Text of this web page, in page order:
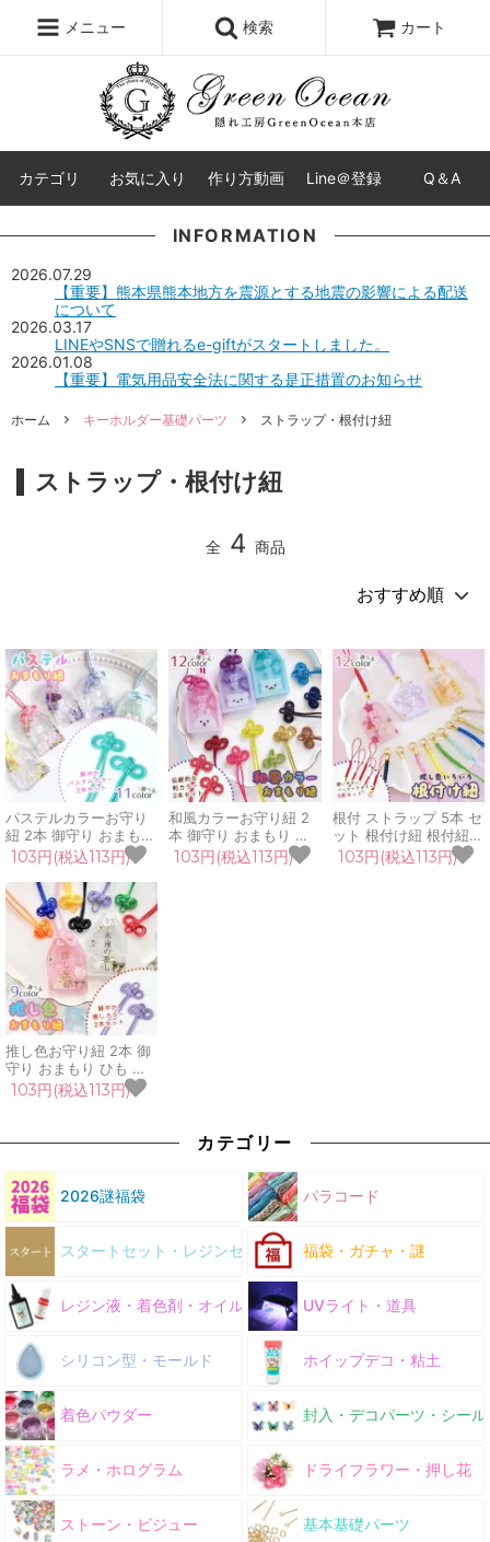
メニュー 検索 カート
カテゴリ お気に入り 作り方動画 Line＠登録 Q＆A
INFORMATION
2026.07.29
【重要】熊本県熊本地方を震源とする地震の影響による配送
について
2026.03.17
LINEやSNSで贈れるe-giftがスタートしました。
2026.01.08
【重要】電気用品安全法に関する是正措置のお知らせ
ホーム キーホルダー基礎パーツ ストラップ・根付け紐
ストラップ・根付け紐
全 4 商品
パステルカラーお守り
紐 2本 御守り おまもり
ひも パーツ 手作り 和
風 日本 めがね結び 二
重 叶結び 受験 合格祈
願 材料 資材 UVレジン
手芸 クラフト
103円(税込113円)
和風カラーお守り紐 2
本 御守り おまもり ひ
も パーツ 手作り 日本
めがね結び 二重 叶結び
103円(税込113円)
根付 ストラップ 5本 セ
ット 根付け紐 根付紐
御守り おまもり お守り
パーツ 手作り 日本 試
103円(税込113円)
推し色お守り紐 2本 御
守り おまもり ひも 推
し活グッズ パーツ 手作
り 和風 日本 めがね結
103円(税込113円)
カテゴリー
2026謎福袋 パラコード
スタートセット・レジンセット 福袋・ガチャ・謎
レジン液・着色剤・オイル UVライト・道具
シリコン型・モールド ホイップデコ・粘土
着色パウダー 封入・デコパーツ・シール
ラメ・ホログラム ドライフラワー・押し花
ストーン・ビジュー 基本基礎パーツ
シリコンモールド